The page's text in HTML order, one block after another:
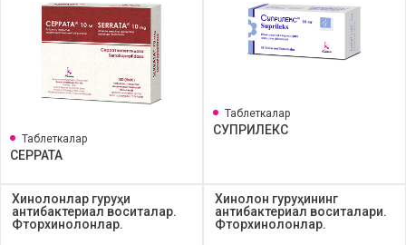
Таблеткалар
СЕРРАТА
Таблеткалар
СУПРИЛЕКС
Хинолонлар гуруҳи
антибактериал воситалар.
Фторхинолонлар.
Хинолон гуруҳининг
антибактериал воситалари.
Фторхинолонлар.